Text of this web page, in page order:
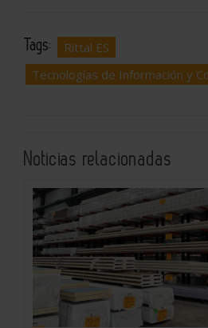
Tags:
Rittal ES
Tecnologías de Información y
Noticias relacionadas